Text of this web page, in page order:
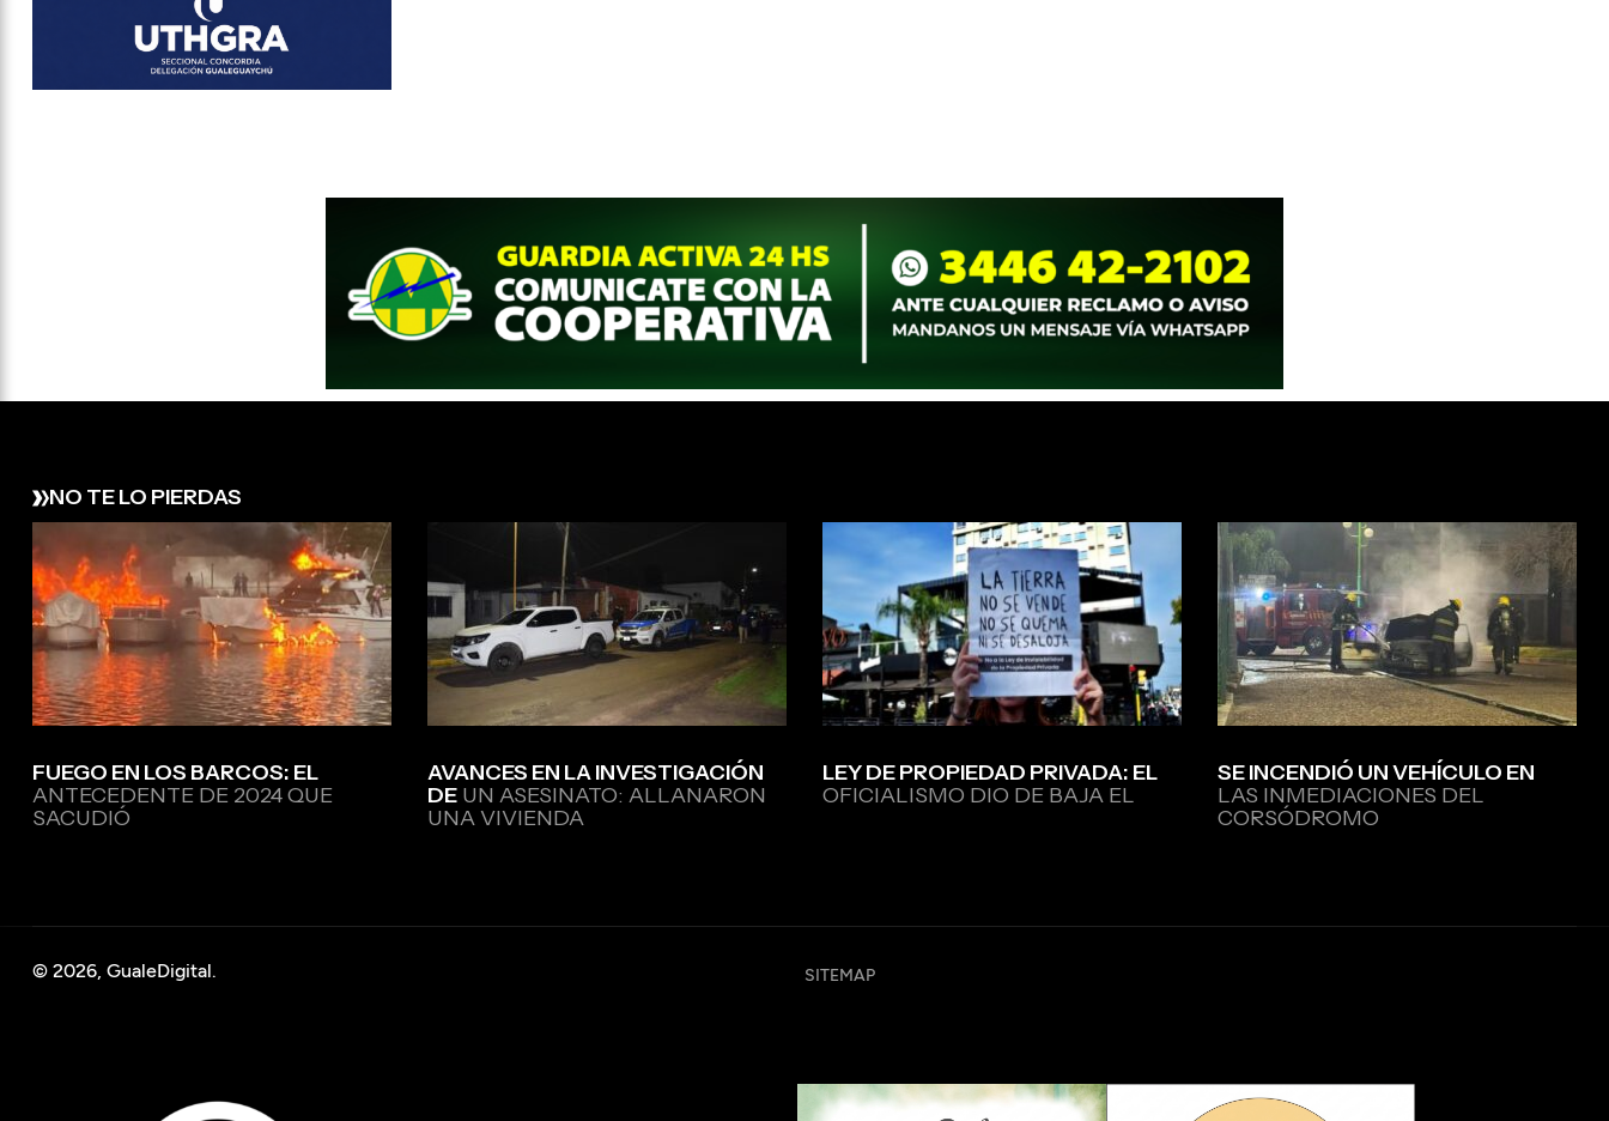
NO TE LO PIERDAS
FUEGO EN LOS BARCOS: EL
ANTECEDENTE DE 2024 QUE
SACUDIÓ
AVANCES EN LA INVESTIGACIÓN
DE UN ASESINATO: ALLANARON
UNA VIVIENDA
LEY DE PROPIEDAD PRIVADA: EL
OFICIALISMO DIO DE BAJA EL
SE INCENDIÓ UN VEHÍCULO EN
LAS INMEDIACIONES DEL
CORSÓDROMO
© 2026, GualeDigital. SITEMAP